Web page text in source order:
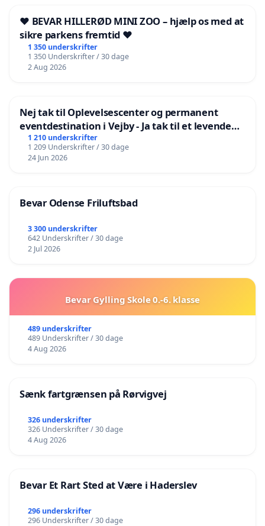
❤️ BEVAR HILLERØD MINI ZOO – hjælp os med at
sikre parkens fremtid ❤️
1 350 underskrifter
1 350 Underskrifter / 30 dage
2 Aug 2026
Nej tak til Oplevelsescenter og permanent
eventdestination i Vejby - Ja tak til et levende
lokalområde i balance
1 210 underskrifter
1 209 Underskrifter / 30 dage
24 Jun 2026
Bevar Odense Friluftsbad
3 300 underskrifter
642 Underskrifter / 30 dage
2 Jul 2026
Bevar Gylling Skole 0.-6. klasse
489 underskrifter
489 Underskrifter / 30 dage
4 Aug 2026
Sænk fartgrænsen på Rørvigvej
326 underskrifter
326 Underskrifter / 30 dage
4 Aug 2026
Bevar Et Rart Sted at Være i Haderslev
296 underskrifter
296 Underskrifter / 30 dage